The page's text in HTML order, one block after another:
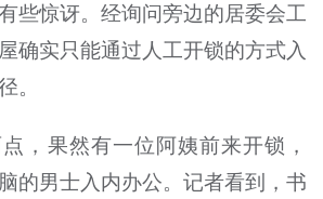
些惊讶。经询问旁边的居委会工
确实只能通过人工开锁的方式入
。
，果然有一位阿姨前来开锁，
的男士入内办公。记者看到，书